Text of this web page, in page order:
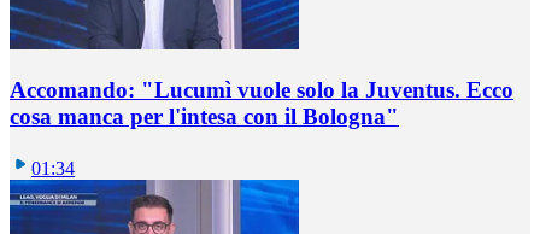
Accomando: "Lucumì vuole solo la Juventus. Ecco
cosa manca per l'intesa con il Bologna"
01:34